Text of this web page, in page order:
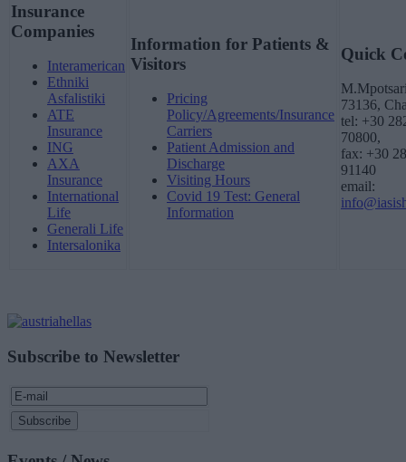
Insurance
Companies
Interamerican
Ethniki
Asfalistiki
ATE
Insurance
ING
AXA
Insurance
International
Life
Generali Life
Intersalonika
Information for Patients &
Visitors
Pricing
Policy/Agreements/Insurance
Carriers
Patient Admission and
Discharge
Visiting Hours
Covid 19 Test: General
Information
Quick
73136,
tel: +30
70800,
fax: +30
91140
email:
Subscribe to Newsletter